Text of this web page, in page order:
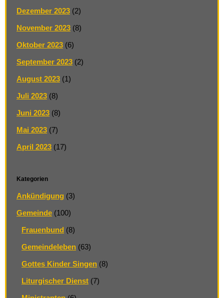
Dezember 2023 (2)
November 2023 (8)
Oktober 2023 (6)
September 2023 (2)
August 2023 (1)
Juli 2023 (8)
Juni 2023 (8)
Mai 2023 (7)
April 2023 (17)
Kategorien
Ankündigung (3)
Gemeinde (100)
Frauenbund (8)
Gemeindeleben (63)
Gottes Kinder Singen (8)
Liturgischer Dienst (7)